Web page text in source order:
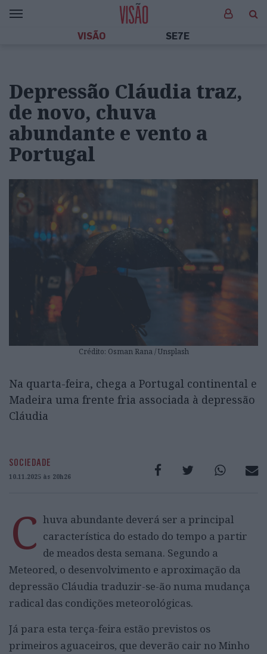
VISÃO SE7E
Depressão Cláudia traz,
de novo, chuva
abundante e vento a
Portugal
Crédito: Osman Rana / Unsplash
Na quarta-feira, chega a Portugal continental e
Madeira uma frente fria associada à depressão
Cláudia
SOCIEDADE
10.11.2025 às 20h26
C huva abundante deverá ser a principal
característica do estado do tempo a partir
de meados desta semana. Segundo a
Meteored, o desenvolvimento e aproximação da
depressão Cláudia traduzir-se-ão numa mudança
radical das condições meteorológicas.
Já para esta terça-feira estão previstos os
primeiros aguaceiros, que deverão cair no Minho